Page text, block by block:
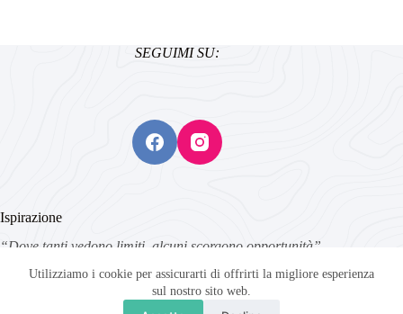
Utilizziamo i cookie per assicurarti di offrirti la migliore esperienza
sul nostro sito web.
SEGUIMI SU:
Ispirazione
“Dove tanti vedono limiti, alcuni scorgono opportunità”
sviluppato da Fabio Gillone